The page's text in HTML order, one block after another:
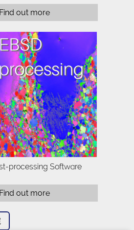
Find out more
quality data is only the
of any complete EBSD
HKL CHANNEL5 system
the necessary tools to
the data in…
processing Software
Find out more